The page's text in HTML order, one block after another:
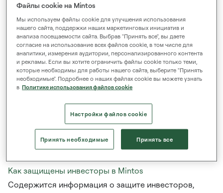
также предоставлена информация о поощрениях.
Загружаемый файл с примерами затратной части и
комиссий доступен в разделе Информация о
расходах, сборах и поощрениях.
Управление инвестиционным риском
Содержится общее описание сущности финансовых
инструментов и рисков, связанных с ними.
Загружаемый файл с описанием рисков доступен в
разделеИнформация о рисках инвестирования в
финансовых инструментов..
Как защищены инвесторы в Mintos
Содержится информация о защите инвесторов,
Файлы cookie на Mintos
Мы используем файлы cookie для улучшения использования
нашего сайта, поддержки наших маркетинговых инициатив и
анализа посещаемости сайта. Выбрав "Принять все", вы даете
согласие на использование всех файлов cookie, в том числе для
аналитики, измерения аудитории, персонализированного контента
и рекламы. Если вы хотите ограничить файлы cookie только теми,
которые необходимы для работы нашего сайта, выберите "Принять
необходимые". Подробнее о наших файлах cookie вы можете узнать
в Политике использования файлов cookie
Настройки файлов cookie
Принять необходимые Принять все